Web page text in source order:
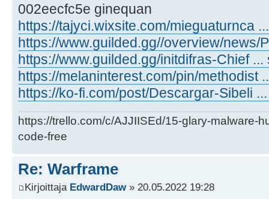
002eecfc5e ginequan
https://tajyci.wixsite.com/mieguaturnca
https://www.guilded.gg//overview/news/
https://www.guilded.gg/initdifras-Chief
https://melaninterest.com/pin/methodist
https://ko-fi.com/post/Descargar-Sibeli
https://trello.com/c/AJJIISEd/15-glary-malware-
code-free
Re: Warframe
Kirjoittaja EdwardDaw» 20.05.2022 19:28